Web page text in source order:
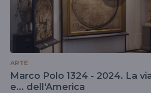
ARTE
Marco Polo 1324 - 2024. La
e... dell'America